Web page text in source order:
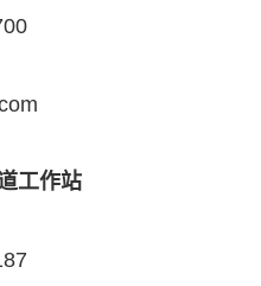
工作站